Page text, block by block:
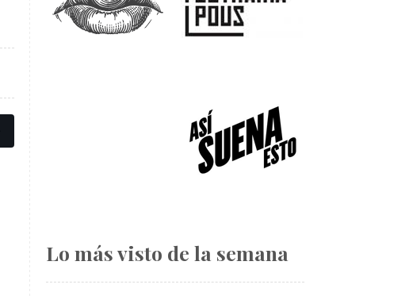
Lo más visto de la semana